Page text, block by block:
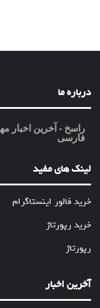
درباره ما
راسخ - آخرین اخبار
فارسی
لینک های مفید
خرید فالور اینستاگرام
خرید رپورتاژ
رپورتاژ
آخرین اخبار